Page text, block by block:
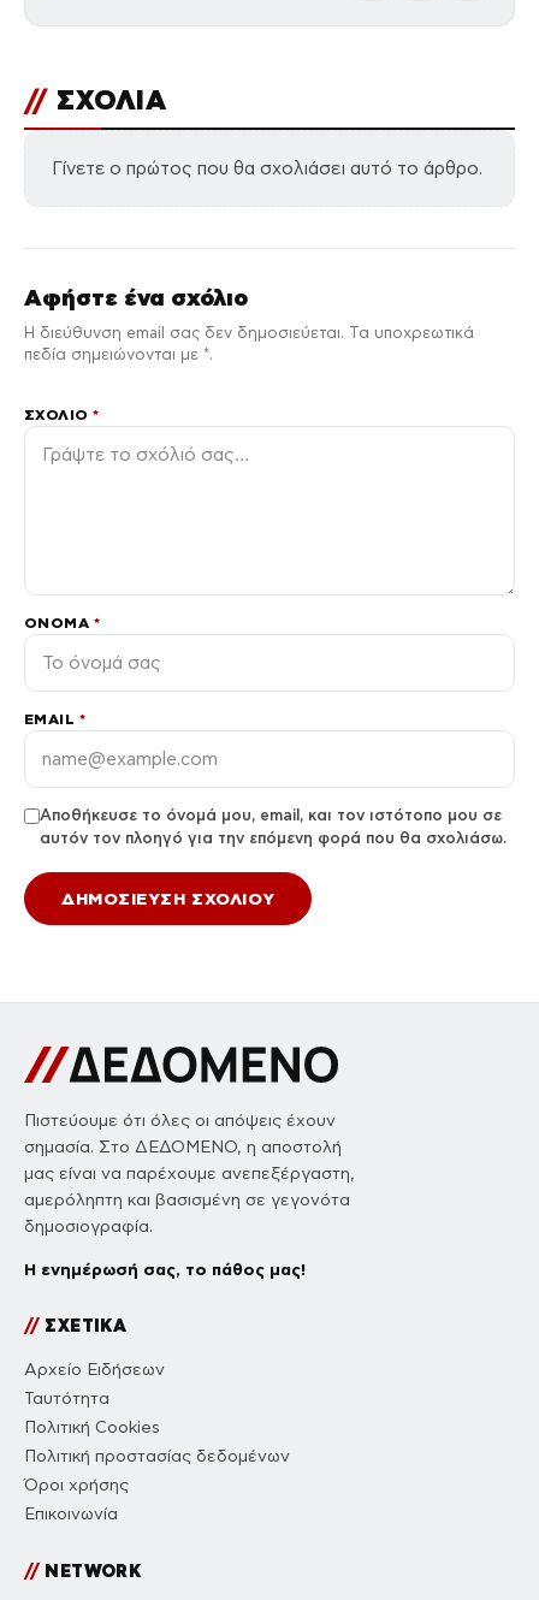
// ΣΧΟΛΙΑ
Γίνετε ο πρώτος που θα σχολιάσει αυτό το άρθρο.
Αφήστε ένα σχόλιο
Η διεύθυνση email σας δεν δημοσιεύεται. Τα υποχρεωτικά
πεδία σημειώνονται με *.
ΣΧΌΛΙΟ*
ΌΝΟΜΑ *
EMAIL *
Αποθήκευσε το όνομά μου, email, και τον ιστότοπο μου σε
αυτόν τον πλοηγό για την επόμενη φορά που θα σχολιάσω.
Πιστεύουμε ότι όλες οι απόψεις έχουν
σημασία. Στο ΔΕΔΟΜΕΝΟ, η αποστολή
μας είναι να παρέχουμε ανεπεξέργαστη,
αμερόληπτη και βασισμένη σε γεγονότα
δημοσιογραφία.
Η ενημέρωσή σας, το πάθος μας!
//ΣΧΕΤΙΚΑ
Αρχείο Ειδήσεων
Ταυτότητα
Πολιτική Cookies
Πολιτική προστασίας δεδομένων
Όροι χρήσης
Επικοινωνία
//NETWORK